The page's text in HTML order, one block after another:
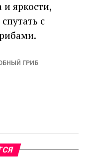
яркости,
с
ГРИБ